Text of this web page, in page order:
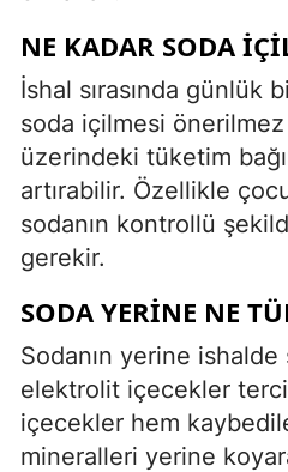
NE KADAR SODA
İshal sırasında günlük
soda içilmesi
üzerindeki tüketim
artırabilir. Özellikle
sodanın kontrollü
gerekir.
SODA YERINE NE
Sodanın yerine
elektrolit içecekler
içecekler hem
mineralleri yerine